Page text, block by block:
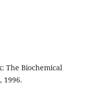
The Biochemical
1996.